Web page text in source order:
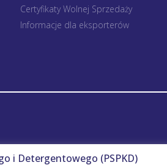
Certyfikaty Wolnej Sprzedaży
Informacje dla eksporterów
i Detergentowego (PSPKD)